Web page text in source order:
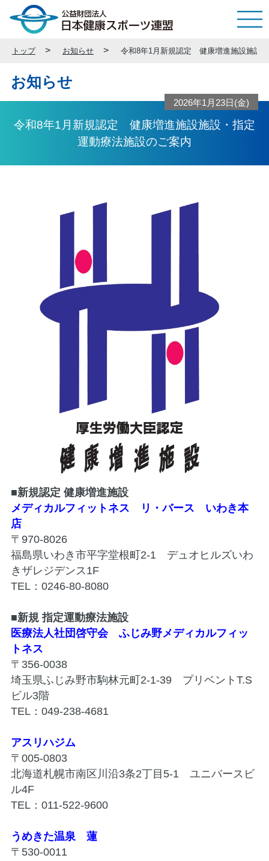
トップ お知らせ 令和8年1月新規認定 健康増進施設施設
お知らせ
令和8年1月新規認定 健康増進施設施設・指定
運動療法施設のご案内
2026年1月23日(金)
■新規認定 健康増進施設
メディカルフィットネス リ・バース いわき本
店
〒970-8026
福島県いわき市平字堂根町2-1 デュオヒルズいわ
きザレジデンス1F
TEL：0246-80-8080
■新規 指定運動療法施設
医療法人社団啓守会 ふじみ野メディカルフィッ
トネス
〒356-0038
埼玉県ふじみ野市駒林元町2-1-39 プリベントT.S
ビル3階
TEL：049-238-4681
アスリハジム
〒005-0803
北海道札幌市南区川沿3条2丁目5-1 ユニバースビ
ル4F
TEL：011-522-9600
うめきた温泉 蓮
〒530-0011